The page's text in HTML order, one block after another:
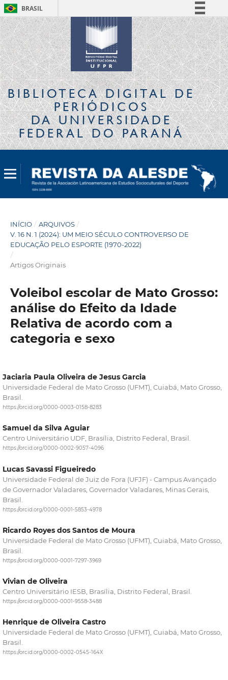
BRASIL
Simplifique!
Comunica BR
Participe
Acesso à informação
Legislação
Canais
BIBLIOTECA DIGITALDE
PERIÓDICOS
DA UNIVERSIDADE
FEDERAL DO PARANÁ
INÍCIO / ARQUIVOS /
V. 16 N. 1 (2024): UM MEIO SÉCULO CONTROVERSO DE
EDUCAÇÃO PELO ESPORTE (1970-2022)
/
Artigos Originais
Voleibol escolar de Mato Grosso:
análise do Efeito da Idade
Relativa de acordo com a
categoria e sexo
Jaciaria Paula Oliveira de Jesus Garcia
Universidade Federal de Mato Grosso (UFMT), Cuiabá, Mato Grosso,
Brasil.
https://orcid.org/0000-0003-0158-8283
Samuel da Silva Aguiar
Centro Universitário UDF, Brasília, Distrito Federal, Brasil.
https://orcid.org/0000-0002-9057-4096
Lucas Savassi Figueiredo
Universidade Federal de Juiz de Fora (UFJF) - Campus Avançado
de Governador Valadares, Governador Valadares, Minas Gerais,
Brasil.
https://orcid.org/0000-0001-5853-4978
Ricardo Royes dos Santos de Moura
Universidade Federal de Mato Grosso (UFMT), Cuiabá, Mato Grosso,
Brasil.
https://orcid.org/0000-0001-7297-3969
Vivian de Oliveira
Centro Universitário IESB, Brasília, Distrito Federal, Brasil.
https://orcid.org/0000-0001-9558-3488
Henrique de Oliveira Castro
Universidade Federal de Mato Grosso (UFMT), Cuiabá, Mato Grosso,
Brasil.
https://orcid.org/0000-0002-0545-164X